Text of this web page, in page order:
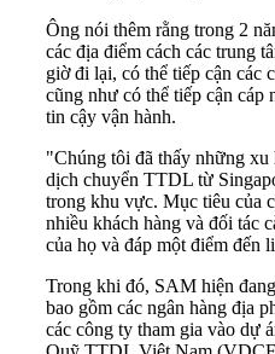
Ông nói thêm rằng trong 2
các địa điểm cách các trung
giờ đi lại, có thể tiếp cận các
cũng như có thể tiếp cận cáp
tin cậy vận hành.
"Chúng tôi đã thấy những
dịch chuyển TTDL từ
trong khu vực. Mục tiêu của
nhiều khách hàng và đối tác
của họ và đáp một điểm đến
Trong khi đó, SAM hiện
bao gồm các ngân hàng địa
các công ty tham gia vào dự